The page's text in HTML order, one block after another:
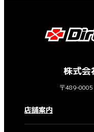
株式会
〒489-
店舗案内